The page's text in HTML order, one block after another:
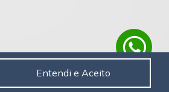
Entendi e Aceito